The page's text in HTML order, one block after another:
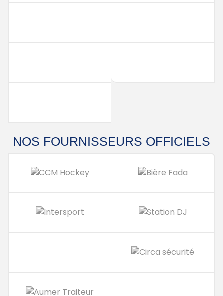
NOS FOURNISSEURS OFFICIELS